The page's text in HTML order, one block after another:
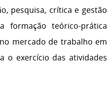
pesquisa, crítica e gestão
formação teórico-prática
mercado de trabalho em
o exercício das atividades